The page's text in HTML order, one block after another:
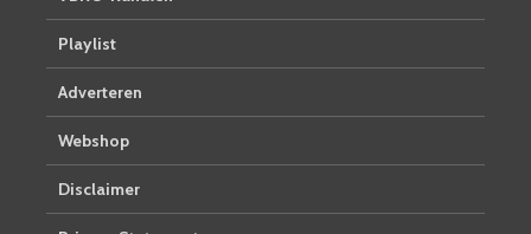
Playlist
Adverteren
Webshop
Disclaimer